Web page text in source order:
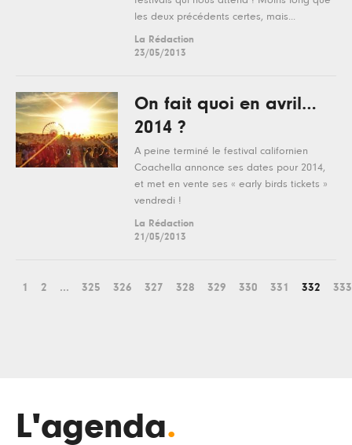
les deux précédents certes, mais...
La Rédaction
23/05/2013
On fait quoi en avril…
2014 ?
A peine terminé le festival californien
Coachella annonce ses dates pour 2014,
et met en vente ses « early birds tickets »
vendredi !
La Rédaction
21/05/2013
1 2 ... 325 326 327 328 329 330 331 332 333
L'agenda.